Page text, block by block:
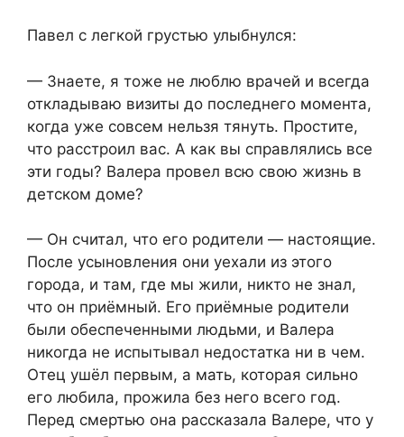
Павел с легкой грустью улыбнулся:
— Знаете, я тоже не люблю врачей и всегда
откладываю визиты до последнего момента,
когда уже совсем нельзя тянуть. Простите,
что расстроил вас. А как вы справлялись все
эти годы? Валера провел всю свою жизнь в
детском доме?
— Он считал, что его родители — настоящие.
После усыновления они уехали из этого
города, и там, где мы жили, никто не знал,
что он приёмный. Его приёмные родители
были обеспеченными людьми, и Валера
никогда не испытывал недостатка ни в чем.
Отец ушёл первым, а мать, которая сильно
его любила, прожила без него всего год.
Перед смертью она рассказала Валере, что у